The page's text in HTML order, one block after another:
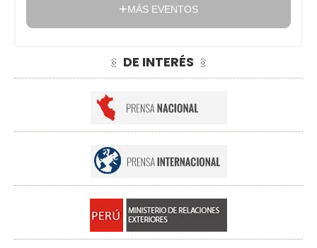
MÁS EVENTOS
DE INTERÉS